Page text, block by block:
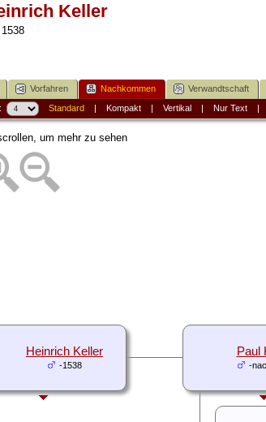
Keller
Vorfahren Nachkommen Verwandtschaft
Standard| Kompakt| Vertikal| Nur Text|
um mehr zu sehen
Paul
-
Heinrich Keller
-1538